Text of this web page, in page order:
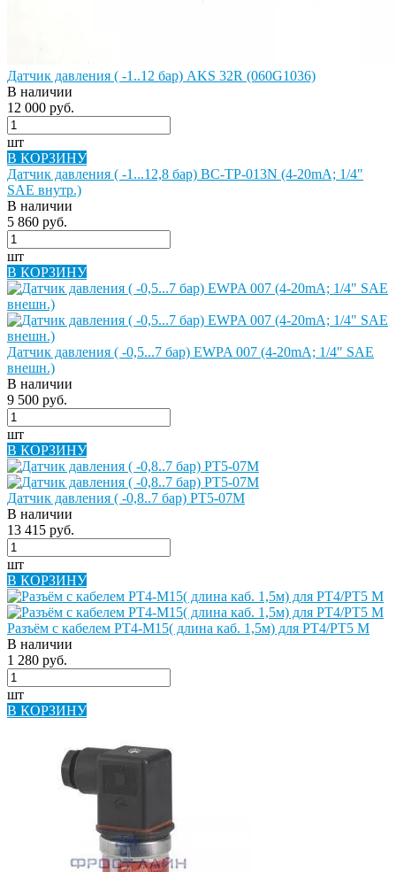
Датчик давления ( -1..12 бар) AKS 32R (060G1036)
В наличии
12 000 руб.
шт
В КОРЗИНУ
Датчик давления ( -1...12,8 бар) BC-TP-013N (4-20mA; 1/4"
SAE внутр.)
В наличии
5 860 руб.
шт
В КОРЗИНУ
Датчик давления ( -0,5...7 бар) EWPA 007 (4-20mA; 1/4" SAE
внешн.)
В наличии
9 500 руб.
шт
В КОРЗИНУ
Датчик давления ( -0,8..7 бар) РТ5-07М
В наличии
13 415 руб.
шт
В КОРЗИНУ
Разъём с кабелем РТ4-М15( длина каб. 1,5м) для РТ4/РТ5 М
В наличии
1 280 руб.
шт
В КОРЗИНУ